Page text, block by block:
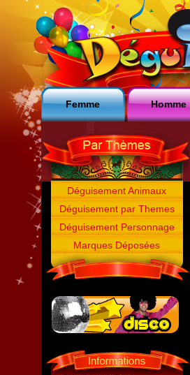
Femme Homme
Déguisement Animaux
Déguisement par Themes
Déguisement Personnage
Marques Déposées